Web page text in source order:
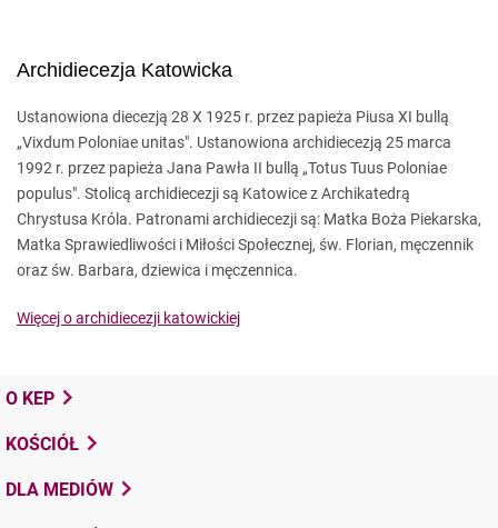
Archidiecezja Katowicka
Ustanowiona diecezją 28 X 1925 r. przez papieża Piusa XI bullą
„Vixdum Poloniae unitas". Ustanowiona archidiecezją 25 marca
1992 r. przez papieża Jana Pawła II bullą „Totus Tuus Poloniae
populus". Stolicą archidiecezji są Katowice z Archikatedrą
Chrystusa Króla. Patronami archidiecezji są: Matka Boża Piekarska,
Matka Sprawiedliwości i Miłości Społecznej, św. Florian, męczennik
oraz św. Barbara, dziewica i męczennica.
Więcej o archidiecezji katowickiej
O KEP
KOŚCIÓŁ
DLA MEDIÓW